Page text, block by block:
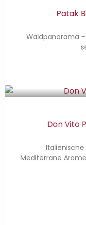
Patak
Waldpanorama
Don Vito
Italienische
Mediterrane